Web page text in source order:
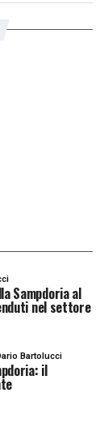
Sampdoria al
nel settore
Bartolucci
il